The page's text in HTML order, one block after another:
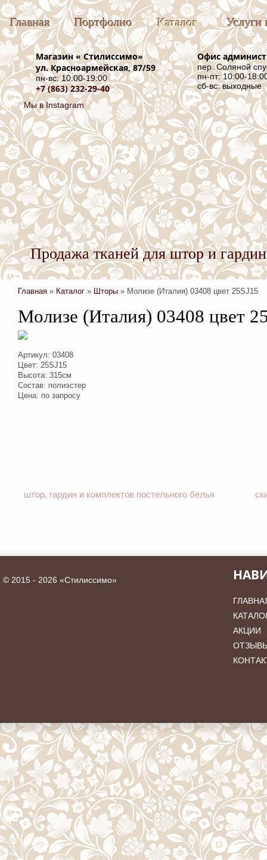
Главная Портфолио Каталог Услуги
Магазин «Стилиссимо»
ул. Красноармейская, 87/59
пн-вс: 10:00-19:00
+7 (863) 232-29-40
Мы в Instagram
Офис
пер. Соляной
пн-пт: 10:00-
сб-вс: выходные
Продажа тканей для штор и
Главная » Каталог » Шторы » Молизе (Италия) 03408 цвет 25SJ15
Молизе (Италия) 03408 цвет
Артикул: 03408
Цвет: 25SJ15
Высота: 315см
Состав: полиэстер
Цена: по запросу
штор, гардин и комплектов постельного белья
© 2015 - 2026 «Стилиссимо»
АКЦИИ